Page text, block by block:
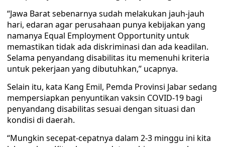
“Jawa Barat sebenarnya sudah melakukan jauh-jauh
hari, edaran agar perusahaan punya kebijakan yang
namanya Equal Employment Opportunity untuk
memastikan tidak ada diskriminasi dan ada keadilan.
Selama penyandang disabilitas itu memenuhi kriteria
untuk pekerjaan yang dibutuhkan,” ucapnya.
Selain itu, kata Kang Emil, Pemda Provinsi Jabar sedang
mempersiapkan penyuntikan vaksin COVID-19 bagi
penyandang disabilitas sesuai dengan situasi dan
kondisi di daerah.
“Mungkin secepat-cepatnya dalam 2-3 minggu ini kita